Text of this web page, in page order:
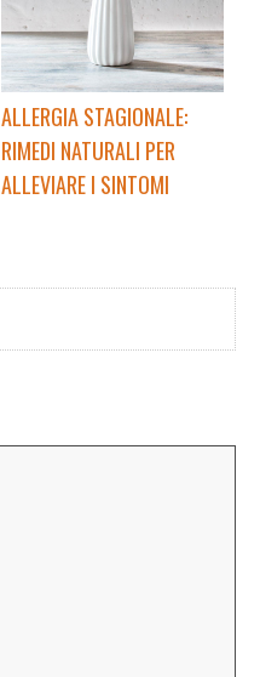
ALLERGIA STAGIONALE:
RIMEDI NATURALI PER
ALLEVIARE I SINTOMI